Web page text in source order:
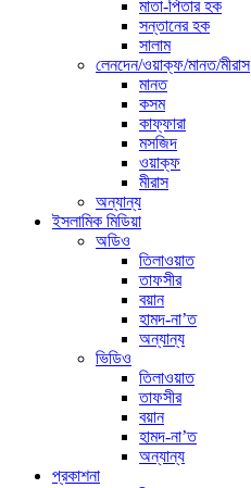
মাতা-পিতার হক
সন্তানের হক
সালাম
লেনদেন/ওয়াক্ফ/মানত/মীরাস
মানত
কসম
কাফ্ফারা
মসজিদ
ওয়াক্ফ
মীরাস
অন্যান্য
ইসলামিক মিডিয়া
অডিও
তিলাওয়াত
তাফসীর
বয়ান
হামদ-না’ত
অন্যান্য
ভিডিও
তিলাওয়াত
তাফসীর
বয়ান
হামদ-না’ত
অন্যান্য
প্রকাশনা